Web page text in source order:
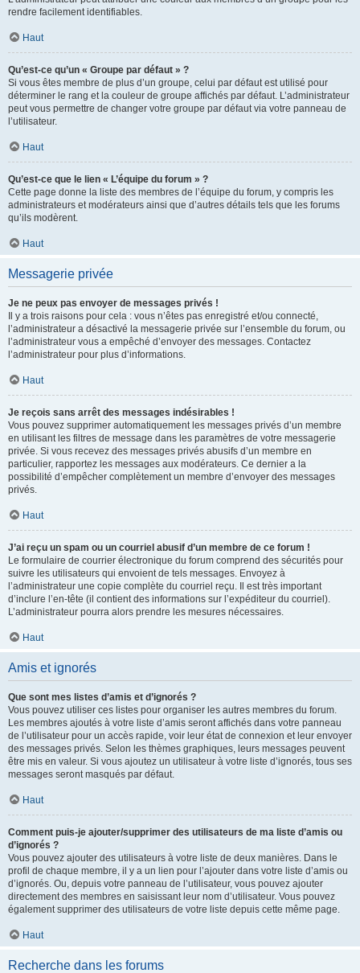
rendre facilement identifiables.
Haut
Qu’est-ce qu’un « Groupe par défaut » ?
Si vous êtes membre de plus d’un groupe, celui par défaut est utilisé pour
déterminer le rang et la couleur de groupe affichés par défaut. L’administrateur
peut vous permettre de changer votre groupe par défaut via votre panneau de
l’utilisateur.
Haut
Qu’est-ce que le lien « L’équipe du forum » ?
Cette page donne la liste des membres de l’équipe du forum, y compris les
administrateurs et modérateurs ainsi que d’autres détails tels que les forums
qu’ils modèrent.
Haut
Messagerie privée
Je ne peux pas envoyer de messages privés !
Il y a trois raisons pour cela : vous n’êtes pas enregistré et/ou connecté,
l’administrateur a désactivé la messagerie privée sur l’ensemble du forum, ou
l’administrateur vous a empêché d’envoyer des messages. Contactez
l’administrateur pour plus d’informations.
Haut
Je reçois sans arrêt des messages indésirables !
Vous pouvez supprimer automatiquement les messages privés d’un membre
en utilisant les filtres de message dans les paramètres de votre messagerie
privée. Si vous recevez des messages privés abusifs d’un membre en
particulier, rapportez les messages aux modérateurs. Ce dernier a la
possibilité d’empêcher complètement un membre d’envoyer des messages
privés.
Haut
J’ai reçu un spam ou un courriel abusif d’un membre de ce forum !
Le formulaire de courrier électronique du forum comprend des sécurités pour
suivre les utilisateurs qui envoient de tels messages. Envoyez à
l’administrateur une copie complète du courriel reçu. Il est très important
d’inclure l’en-tête (il contient des informations sur l’expéditeur du courriel).
L’administrateur pourra alors prendre les mesures nécessaires.
Haut
Amis et ignorés
Que sont mes listes d’amis et d’ignorés ?
Vous pouvez utiliser ces listes pour organiser les autres membres du forum.
Les membres ajoutés à votre liste d’amis seront affichés dans votre panneau
de l’utilisateur pour un accès rapide, voir leur état de connexion et leur envoyer
des messages privés. Selon les thèmes graphiques, leurs messages peuvent
être mis en valeur. Si vous ajoutez un utilisateur à votre liste d’ignorés, tous ses
messages seront masqués par défaut.
Haut
Comment puis-je ajouter/supprimer des utilisateurs de ma liste d’amis ou
d’ignorés ?
Vous pouvez ajouter des utilisateurs à votre liste de deux manières. Dans le
profil de chaque membre, il y a un lien pour l’ajouter dans votre liste d’amis ou
d’ignorés. Ou, depuis votre panneau de l’utilisateur, vous pouvez ajouter
directement des membres en saisissant leur nom d’utilisateur. Vous pouvez
également supprimer des utilisateurs de votre liste depuis cette même page.
Haut
Recherche dans les forums